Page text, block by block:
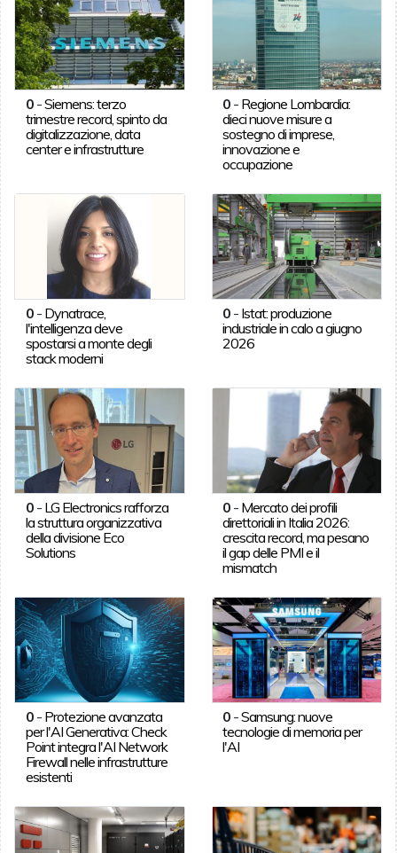
0-Siemens: terzo
trimestre record, spinto da
digitalizzazione, data
center e infrastrutture
0 - Regione Lombardia:
dieci nuove misure a
sostegno di imprese,
innovazione e
occupazione
0- Dynatrace,
l'intelligenza deve
spostarsi a monte degli
stack moderni
0 - Istat: produzione
industriale in calo a giugno
2026
0- LG Electronics rafforza
la struttura organizzativa
della divisione Eco
Solutions
0 - Mercato dei profili
direttoriali in Italia 2026:
crescita record, ma pesano
il gap delle PMI e il
mismatch
0- Protezione avanzata
per l'AI Generativa: Check
Point integra l'AI Network
Firewall nelle infrastrutture
esistenti
0 -Samsung: nuove
tecnologie di memoria per
l'AI